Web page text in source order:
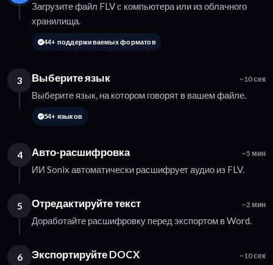
Загрузите файл FLV с компьютера или из облачного
хранилища.
44+ поддерживаемых форматов
3 Выберите язык ~10 сек
Выберите язык, на котором говорят в вашем файле.
54+ языков
4 Авто-расшифровка ~5 мин
ИИ Sonix автоматически расшифрует аудио из FLV.
5 Отредактируйте текст ~2 мин
Доработайте расшифровку перед экспортом в Word.
6 Экспортируйте DOCX ~10 сек